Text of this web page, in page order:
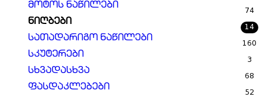
მოტოს ნაწილები 74
ნიღბები 14
სათადარიგო ნაწილები 160
სკუტერები 3
სხვადასხვა 68
ფასდაკლებები 52